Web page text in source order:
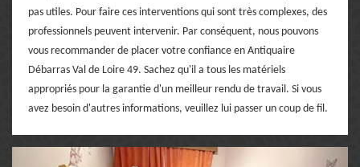
pas utiles. Pour faire ces interventions qui sont très complexes, des
professionnels peuvent intervenir. Par conséquent, nous pouvons
vous recommander de placer votre confiance en Antiquaire
Débarras Val de Loire 49. Sachez qu'il a tous les matériels
appropriés pour la garantie d'un meilleur rendu de travail. Si vous
avez besoin d'autres informations, veuillez lui passer un coup de fil.